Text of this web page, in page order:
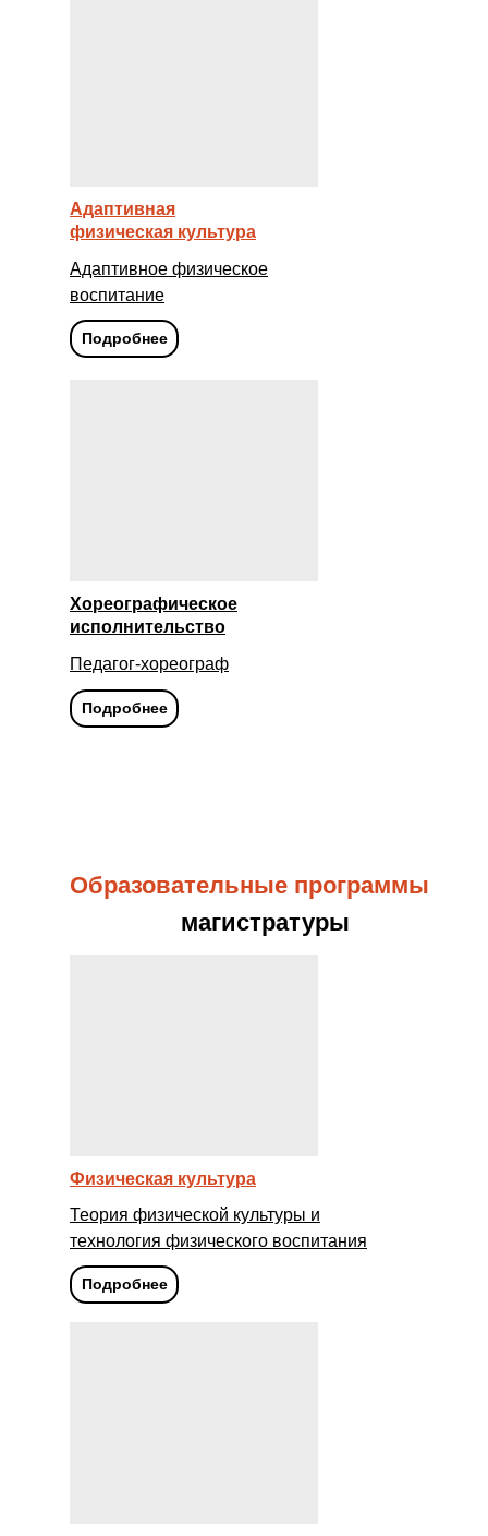
Адаптивная
физическая культура
Адаптивное физическое
воспитание
Подробнее
Хореографическое
исполнительство
Педагог-хореограф
Подробнее
Физическая культура
Теория физической культуры и
технология физического воспитания
Подробнее
магистратуры
Образовательные программы